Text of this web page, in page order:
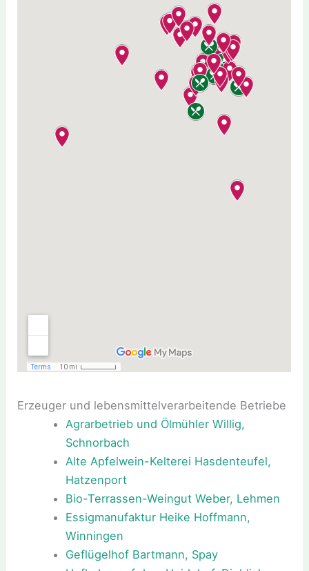
Erzeuger und lebensmittelverarbeitende Betriebe
Agrarbetrieb und Ölmühler Willig,
Schnorbach
Alte Apfelwein-Kelterei Hasdenteufel,
Hatzenport
Bio-Terrassen-Weingut Weber, Lehmen
Essigmanufaktur Heike Hoffmann,
Winningen
Geflügelhof Bartmann, Spay